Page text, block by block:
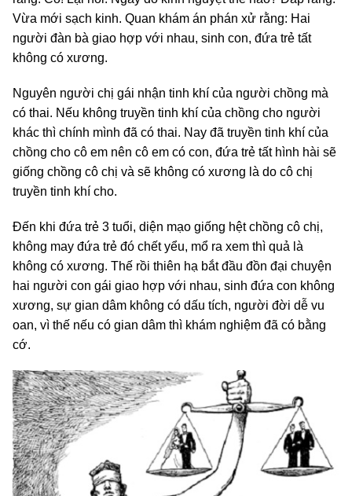
Vừa mới sạch kinh. Quan khám án phán xử rằng: Hai
người đàn bà giao hợp với nhau, sinh con, đứa trẻ tất
không có xương.
Nguyên người chị gái nhận tinh khí của người chồng mà
có thai. Nếu không truyền tinh khí của chồng cho người
khác thì chính mình đã có thai. Nay đã truyền tinh khí của
chồng cho cô em nên cô em có con, đứa trẻ tất hình hài sẽ
giống chồng cô chị và sẽ không có xương là do cô chị
truyền tinh khí cho.
Đến khi đứa trẻ 3 tuổi, diện mạo giống hệt chồng cô chị,
không may đứa trẻ đó chết yểu, mổ ra xem thì quả là
không có xương. Thế rồi thiên hạ bắt đầu đồn đại chuyện
hai người con gái giao hợp với nhau, sinh đứa con không
xương, sự gian dâm không có dấu tích, người đời dễ vu
oan, vì thế nếu có gian dâm thì khám nghiệm đã có bằng
cớ.